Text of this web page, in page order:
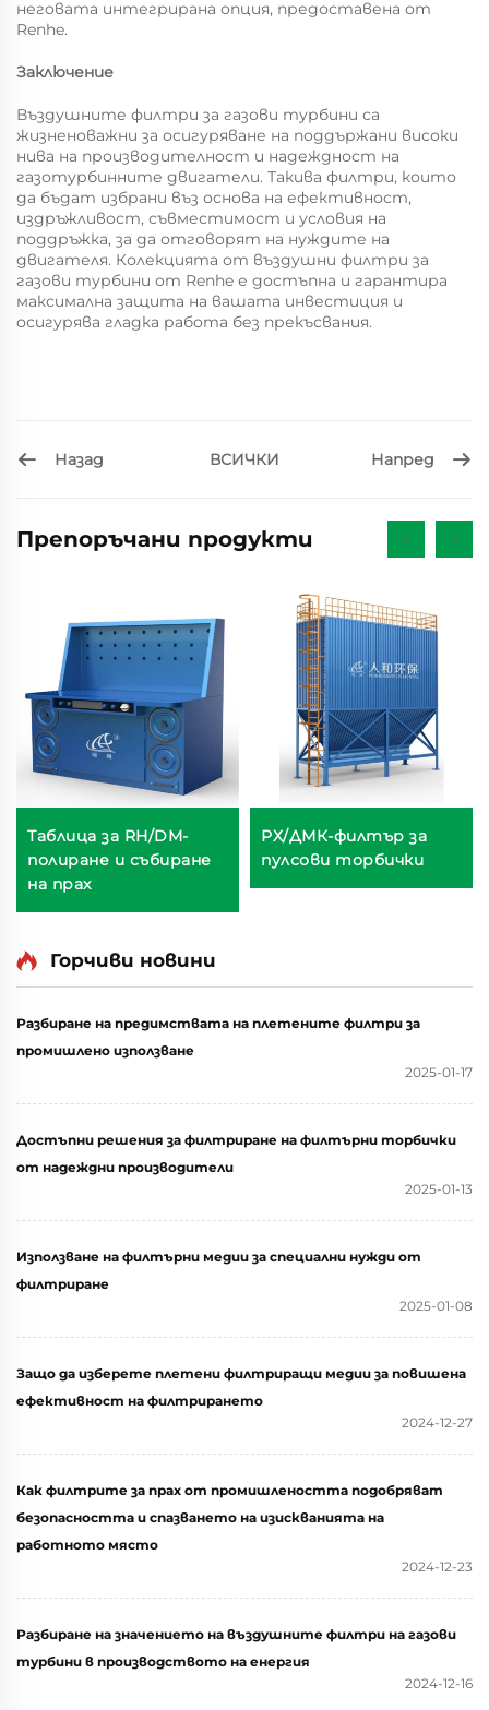
неговата интегрирана опция, предоставена от
Renhe.
Заключение
Въздушните филтри за газови турбини са
жизненоважни за осигуряване на поддържани високи
нива на производителност и надеждност на
газотурбинните двигатели. Такива филтри, които
да бъдат избрани въз основа на ефективност,
издръжливост, съвместимост и условия на
поддръжка, за да отговорят на нуждите на
двигателя. Колекцията от въздушни филтри за
газови турбини от Renhe е достъпна и гарантира
максимална защита на вашата инвестиция и
осигурява гладка работа без прекъсвания.
Назад ВСИЧКИ Напред
Препоръчани продукти
Таблица за RH/DM-
полиране и събиране
на прах
РХ/ДМК-филтър за
пулсови торбички
Горчиви новини
Разбиране на предимствата на плетените филтри за
промишлено използване
2025-01-17
Достъпни решения за филтриране на филтърни торбички
от надеждни производители
2025-01-13
Използване на филтърни медии за специални нужди от
филтриране
2025-01-08
Защо да изберете плетени филтриращи медии за повишена
ефективност на филтрирането
2024-12-27
Как филтрите за прах от промишлеността подобряват
безопасността и спазването на изискванията на
работното място
2024-12-23
Разбиране на значението на въздушните филтри на газови
турбини в производството на енергия
2024-12-16